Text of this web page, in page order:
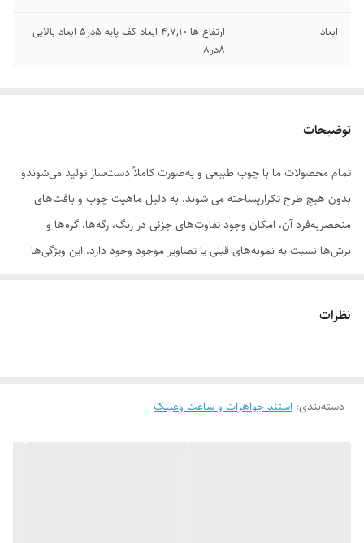
ابعاد
ارتفاع ها ۴,۷,۱۰ ابعاد کف پایه ۵در۵ ابعاد بالایی
۸در۸
توضیحات
تمام محصولات ما با چوب طبیعی و به‌صورت کاملاً دست‌ساز تولید می‌شوندو
بدون هیچ طرح تکراریساخته می شوند. به دلیل ماهیت چوب و بافت‌های
منحصر‌به‌فرد آن، امکان وجود تفاوت‌های جزئی در رنگ، رگه‌ها، گره‌ها و
برش‌ها نسبت به نمونه‌های قبلی یا تصاویر موجود وجود دارد. این ویژگی‌ها
نمونه دیگری دقیقاً مثل اون وجود ندارد
نظرات
دسته‌بندی: استند جواهرات و ساعت وعینک